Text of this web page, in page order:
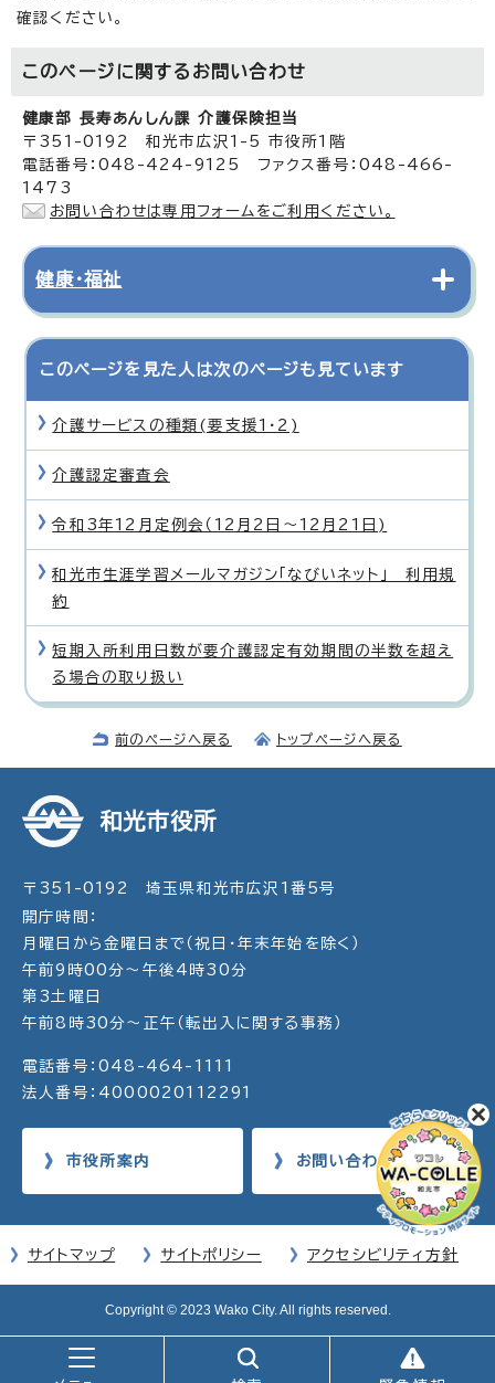
確認ください。
このページに関する お問い合わせ
健康部 長寿あんしん課 介護保険担当
〒351-0192 和光市広沢1-5 市役所1階
電話番号：048-424-9125 ファクス番号：048-466-
1473
お問い合わせは専用フォームをご利用ください。
健康・福祉
このページを見た人は次のページも見ています
介護サービスの種類(要支援1・2)
介護認定審査会
令和3年12月定例会（12月2日〜12月21日)
和光市生涯学習メールマガジン「なびいネット」 利用規
約
短期入所利用日数が要介護認定有効期間の半数を超え
る場合の取り扱い
前のページへ戻る トップページへ戻る
和光市役所
〒351-0192 埼玉県和光市広沢1番5号
開庁時間：
月曜日から金曜日まで（祝日・年末年始を除く）
午前9時00分～午後4時30分
第3土曜日
午前8時30分～正午（転出入に関する事務）
電話番号：048-464-1111
法人番号：4000020112291
市役所案内 お問い合わせ
サイトマップ サイトポリシー アクセシビリティ方針
Copyright © 2023 Wako City. All rights reserved.